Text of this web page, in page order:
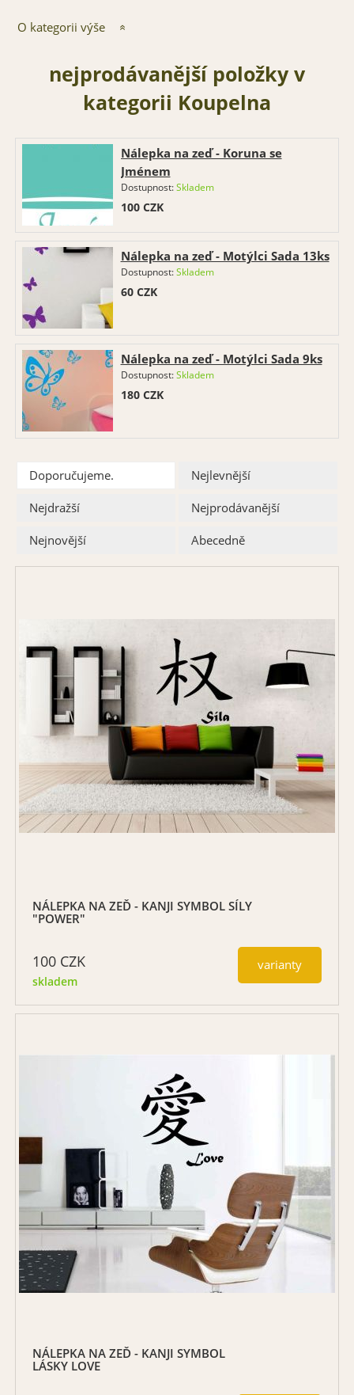
O kategorii výše
nejprodávanější položky v
kategorii Koupelna
Nálepka na zeď - Koruna se
Jménem
Dostupnost:Skladem
100 CZK
Nálepka na zeď - Motýlci Sada 13ks
Dostupnost:Skladem
60 CZK
Nálepka na zeď - Motýlci Sada 9ks
Dostupnost:Skladem
180 CZK
Doporučujeme.
Nejlevnější
Nejdražší
Nejprodávanější
Nejnovější
Abecedně
NÁLEPKA NA ZEĎ - KANJI SYMBOL SÍLY
"POWER"
skladem
varianty
100 CZK
NÁLEPKA NA ZEĎ - KANJI SYMBOL
LÁSKY LOVE